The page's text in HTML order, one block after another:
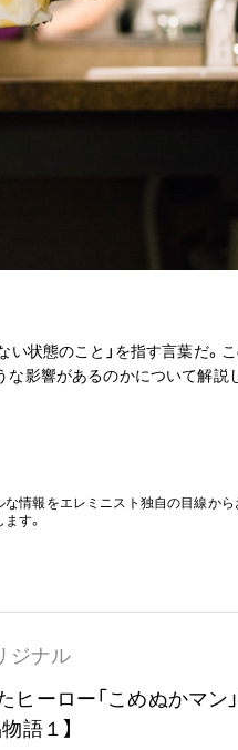
い状態のこと」を指す言葉だ。
影響があるのかについて解説
情報をエレミニスト独自の目線から
す。
ジナル
ーロー「こめぬかマン
語１】